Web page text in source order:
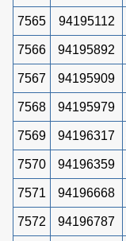
7565 94195112
7566 94195892
7567 94195909
7568 94195979
7569 94196317
7570 94196359
7571 94196668
7572 94196787